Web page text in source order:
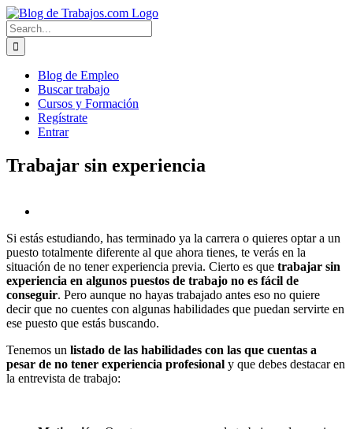
Skip
to
content
Search
for:
Blog de Empleo
Buscar trabajo
Cursos y Formación
Regístrate
Entrar
Trabajar sin experiencia
Si estás estudiando, has terminado ya la carrera o quieres optar a un
puesto totalmente diferente al que ahora tienes, te verás en la
situación de no tener experiencia previa. Cierto es que trabajar sin
experiencia en algunos puestos de trabajo no es fácil de
conseguir. Pero aunque no hayas trabajado antes eso no quiere
decir que no cuentes con algunas habilidades que puedan servirte en
ese puesto que estás buscando.
Tenemos un listado de las habilidades con las que cuentas a
pesar de no tener experiencia profesional y que debes destacar en
la entrevista de trabajo: